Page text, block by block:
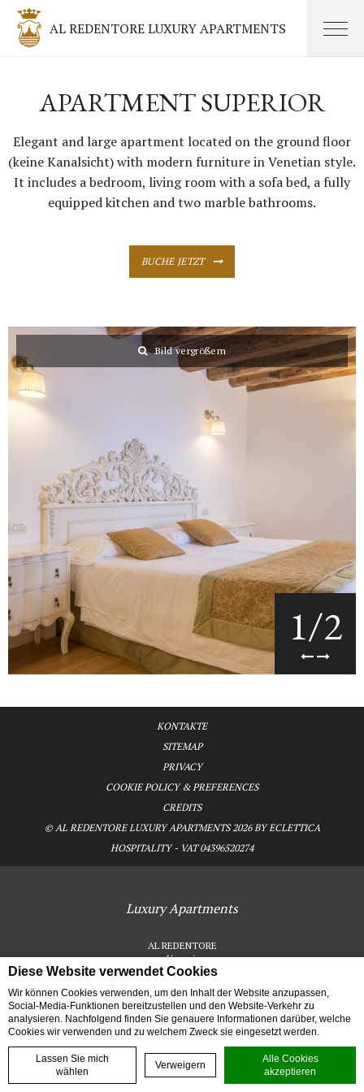
Diese Website verwendet Cookies
Wir können Cookies verwenden, um den Inhalt der Website anzupassen,
Social-Media-Funktionen bereitzustellen und den Website-Verkehr zu
analysieren. Nachfolgend finden Sie genauere Informationen darüber, welche
Cookies wir verwenden und zu welchem Zweck sie eingesetzt werden.
Lassen Sie mich
wählen
Verweigern
Alle Cookies
akzeptieren
AL REDENTORE LUXURY APARTMENTS
Sonderangebote
Buche jetzt
APARTMENT SUPERIOR
Elegant and large apartment located on the ground floor
(keine Kanalsicht) with modern furniture in Venetian style.
It includes a bedroom, living room with a sofa bed, a fully
equipped kitchen and two marble bathrooms.
BUCHE JETZT
1/2
Bild vergrößern
KONTAKTE
SITEMAP
PRIVACY
COOKIE POLICY & PREFERENCES
CREDITS
© AL REDENTORE LUXURY APARTMENTS 2026 BY ECLETTICA
HOSPITALITY - VAT 04396520274
Luxury Apartments
AL REDENTORE
Venezia
CIR 027042-UAM-00197 - CIN IT027042B4U9D29AF6
Wohnungen - Apartment Superior Wohnungen Venedig Al Redentore